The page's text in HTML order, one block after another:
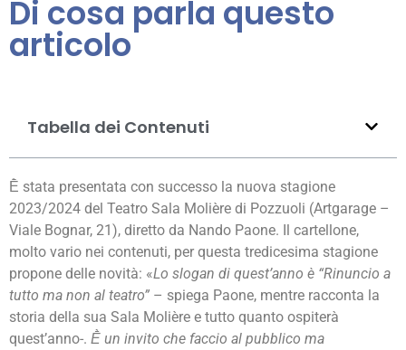
Di cosa parla questo
articolo
Tabella dei Contenuti
Ḕ stata presentata con successo la nuova stagione
2023/2024 del Teatro Sala Molière di Pozzuoli (Artgarage –
Viale Bognar, 21), diretto da Nando Paone. Il cartellone,
molto vario nei contenuti, per questa tredicesima stagione
propone delle novità: «Lo slogan di quest’anno è “Rinuncio a
tutto ma non al teatro” – spiega Paone, mentre racconta la
storia della sua Sala Molière e tutto quanto ospiterà
quest’anno-. Ḕ un invito che faccio al pubblico ma